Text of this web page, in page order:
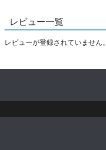
レビュー一覧
レビューが登録されていません。